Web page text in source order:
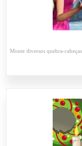
Monte diversos quebra-